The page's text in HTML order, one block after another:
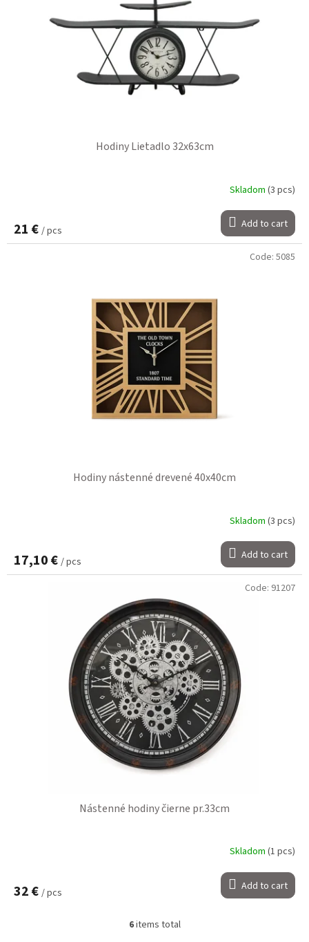
Hodiny Lietadlo 32x63cm
Skladom (3 pcs)
21 € / pcs Add to cart
Hodiny nástenné drevené 40x40cm
Skladom (3 pcs)
17,10 € / pcs Add to cart
Code: 5085
Nástenné hodiny čierne pr.33cm
Skladom (1 pcs)
32 € / pcs Add to cart
Code: 91207
L
6items total